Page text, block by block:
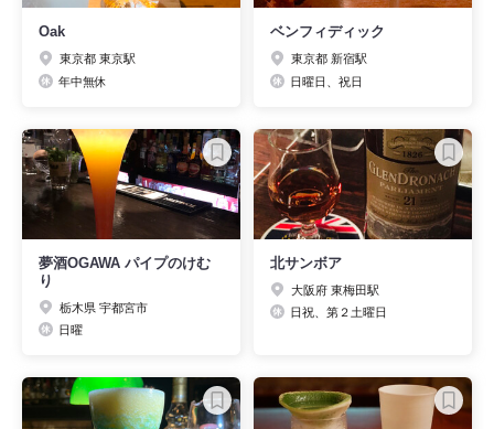
Oak
東京都 東京駅
年中無休
ベンフィディック
東京都 新宿駅
日曜日、祝日
夢酒OGAWA パイプのけむ
り
栃木県 宇都宮市
日曜
北サンボア
大阪府 東梅田駅
日祝、第２土曜日